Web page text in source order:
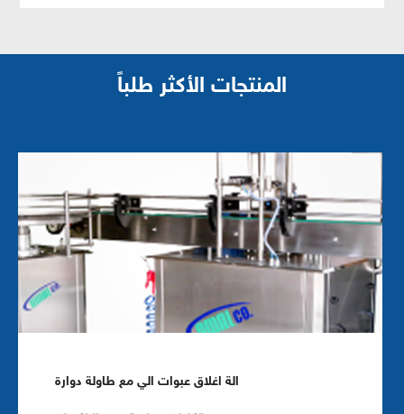
المنتجات الأكثر طلباً
الة اغلاق عبوات الي مع طاولة دوارة